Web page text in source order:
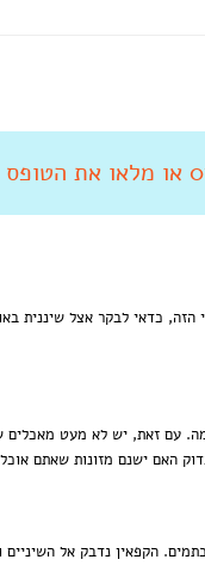
כדאי לבקר אצל שיננית
עם זאת, יש לא מעט מאכלים
האם ישנם מזונות שאתם
הקפאין נדבק אל